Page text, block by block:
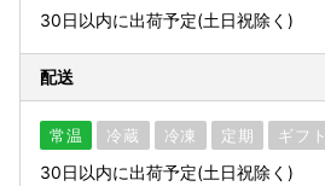
30日以内に出荷予定(土日祝除く)
配送
常温 冷蔵 冷凍 定期 ギフト
30日以内に出荷予定(土日祝除く)